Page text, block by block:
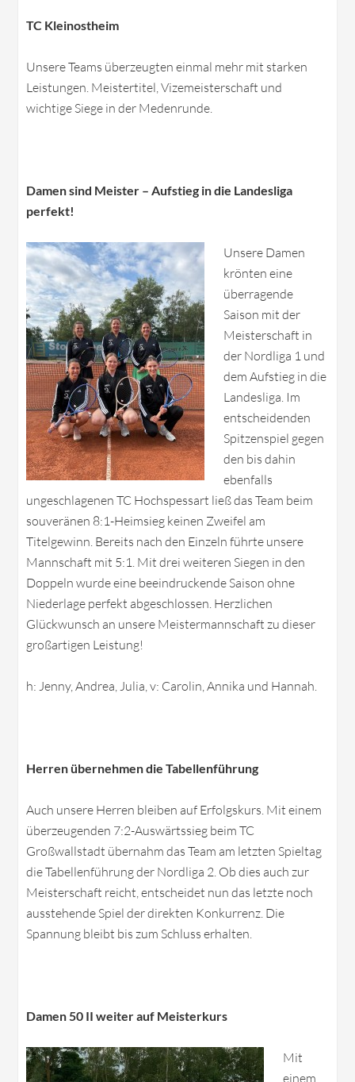
TC Kleinostheim
Unsere Teams überzeugten einmal mehr mit starken
Leistungen. Meistertitel, Vizemeisterschaft und
wichtige Siege in der Medenrunde.
Damen sind Meister – Aufstieg in die Landesliga
perfekt!
Unsere Damen
krönten eine
überragende
Saison mit der
Meisterschaft in
der Nordliga 1 und
dem Aufstieg in die
Landesliga. Im
entscheidenden
Spitzenspiel gegen
den bis dahin
ebenfalls
ungeschlagenen TC Hochspessart ließ das Team beim
souveränen 8:1-Heimsieg keinen Zweifel am
Titelgewinn. Bereits nach den Einzeln führte unsere
Mannschaft mit 5:1. Mit drei weiteren Siegen in den
Doppeln wurde eine beeindruckende Saison ohne
Niederlage perfekt abgeschlossen. Herzlichen
Glückwunsch an unsere Meistermannschaft zu dieser
großartigen Leistung!
h: Jenny, Andrea, Julia, v: Carolin, Annika und Hannah.
Herren übernehmen die Tabellenführung
Auch unsere Herren bleiben auf Erfolgskurs. Mit einem
überzeugenden 7:2-Auswärtssieg beim TC
Großwallstadt übernahm das Team am letzten Spieltag
die Tabellenführung der Nordliga 2. Ob dies auch zur
Meisterschaft reicht, entscheidet nun das letzte noch
ausstehende Spiel der direkten Konkurrenz. Die
Spannung bleibt bis zum Schluss erhalten.
Damen 50 II weiter auf Meisterkurs
Mit
einem